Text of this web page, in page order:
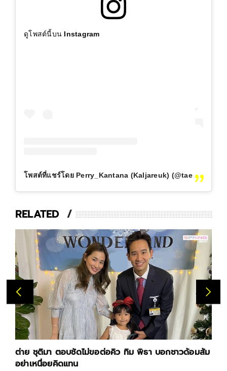
ดูโพสต์นี้บน Instagram
โพสต์ที่แชร์โดย Perry_Kantana (Kaljareuk) (@tae_kantana)
RELATED
ต่าย ชุติมา ตอบชัดไม่ขอต่อคิว ทิม พิธา บอกชาวด้อมส้ม
อย่าเหนื่อยคิดแทน